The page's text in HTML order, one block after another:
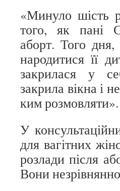
«Минуло шість
того, як пані
аборт. Того
народитися її
закрилася у
закрила вікна і
ким розмовляти».
У
для вагітних
розлади після
Вони